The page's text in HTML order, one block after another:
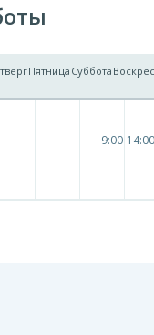
Пятница Суббота
9:00-